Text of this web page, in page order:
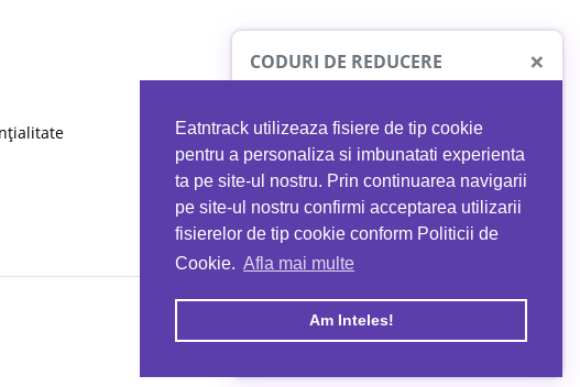
Eatntrack utilizeaza fisiere de tip cookie
pentru a personaliza si imbunatati experienta
ta pe site-ul nostru. Prin continuarea navigarii
pe site-ul nostru confirmi acceptarea utilizarii
fisierelor de tip cookie conform Politicii de
Cookie. Afla mai multe
Am Inteles!
CODURI DE REDUCERE ×
la orice comandă
EATNTRACK
MYPROTEIN
Ai40%reducere la orice comandă
folosind codul EATTRACK